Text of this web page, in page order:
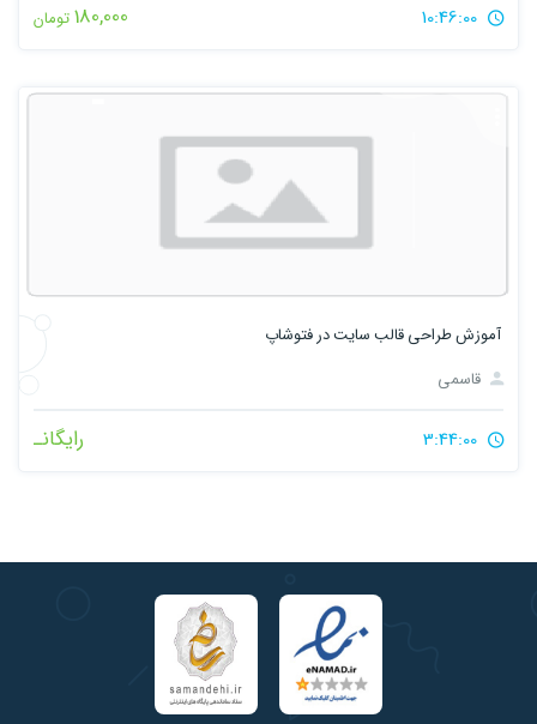
180,000تومان
آموزش طراحی قالب سایت در فتوشاپ
قاسمی
رایگانـ